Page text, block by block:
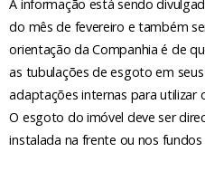
A informação está sendo
do mês de fevereiro e também
orientação da Companhia é de
as tubulações de esgoto em
adaptações internas para utilizar
O esgoto do imóvel deve ser
instalada na frente ou nos